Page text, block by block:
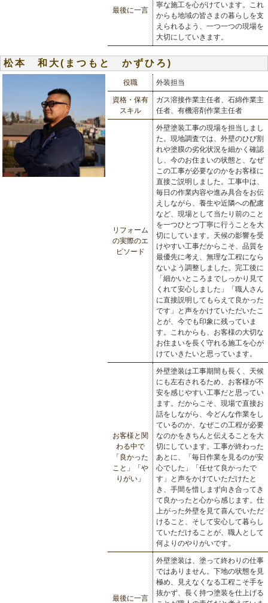
最後に一言
寧な施工を心がけています。これ
からも地域の皆さまの暮らしを支
えられるよう、一つ一つの現場を
大切にしていきます。
松本 和大(まつもと かずひろ)
役職 外装担当
資格・保有
スキル
ガス溶接作業主任者、石綿作業主
任者、有機溶剤作業主任者
リフォーム
の実際のエ
ピソード
外壁塗装工事の現場を担当しまし
た。現地調査では、外壁のひび割
れや塗膜の劣化状況を細かく確認
し、今のお住まいの状態と、なぜ
この工事が必要なのかをお客様に
直接ご説明しました。工事中は、
毎日の作業内容や進み具合をお伝
えしながら、養生や近隣への配慮
など、現場として当たり前のこと
を一つひとつ丁寧に行うことを大
切にしています。天候の影響を受
けやすい工事だからこそ、品質を
最優先に考え、無理な工程になら
ないよう調整しました。完工後に
「細かいところまでしっかり見て
くれて安心しました」「職人さん
に直接説明してもらえて良かった
です」と声をかけていただいたこ
とが、今でも印象に残っていま
す。これからも、お客様の大切な
お住まいを長く守れる施工を心が
けていきたいと思っています。
お客様と関
わる中で
「良かった
こと」「や
りがい」
外壁塗装は工事期間も長く、天候
にも左右されるため、お客様が不
安を感じやすい工事だと思ってい
ます。だからこそ、現場で直接お
話をしながら、今どんな作業をし
ているのか、なぜこの工程が必要
なのかをきちんと伝えることを大
切にしています。工事が終わった
あとに、「毎日作業を見るのが安
心でした」「任せて良かったで
す」と声をかけていただけたと
き、手間を惜しまず向き合ってき
て良かったと心から感じます。仕
上がった外壁を見て喜んでいただ
けること、そして安心して暮らし
ていただけることが、職人として
何よりのやりがいです。
最後に一言
外壁塗装は、塗って終わりの仕事
ではありません。下地の状態を見
極め、見えなくなる工程こそ手を
抜かず、長く持つ塗装を仕上げる